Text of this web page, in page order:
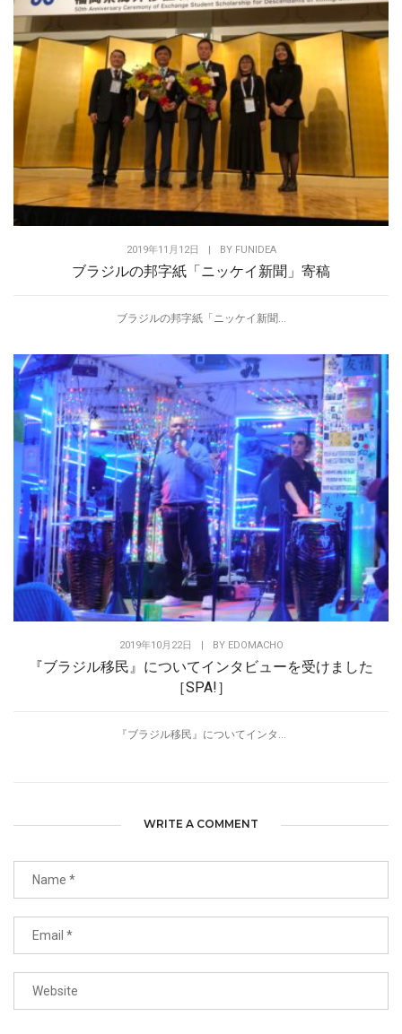
2019年11月12日 | BY FUNIDEA
ブラジルの邦字紙「ニッケイ新聞」寄稿
ブラジルの邦字紙「ニッケイ新聞...
2019年10月22日 BY EDOMACHO
『ブラジル移民』についてインタビューを受けました
［SPA!］
『ブラジル移民』についてインタ...
WRITE A COMMENT